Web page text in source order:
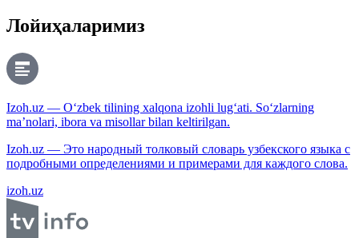
Лойиҳаларимиз
Izoh.uz — O‘zbek tilining xalqona izohli lug‘ati. So‘zlarning
ma’nolari, ibora va misollar bilan keltirilgan.
Izoh.uz — Это народный толковый словарь узбекского языка с
подробными определениями и примерами для каждого слова.
izoh.uz